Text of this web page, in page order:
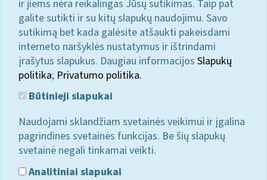
ir jiems nėra reikalingas Jūsų sutikimas. Taip pat
galite sutikti ir su kitų slapukų naudojimu. Savo
sutikimą bet kada galėsite atšaukti pakeisdami
interneto naršyklės nustatymus ir ištrindami
įrašytus slapukus. Daugiau informacijos Slapukų
politika; Privatumo politika.
Būtinieji slapukai
Naudojami sklandžiam svetainės veikimui ir įgalina
pagrindines svetainės funkcijas. Be šių slapukų
svetainė negali tinkamai veikti.
Analitiniai slapukai